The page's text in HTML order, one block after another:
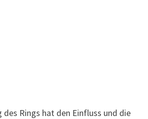
des Rings hat den Einfluss und die